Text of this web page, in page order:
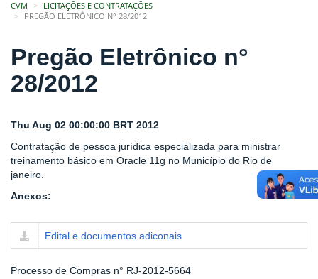
CVM
LICITAÇÕES E CONTRATAÇÕES
PREGÃO ELETRÔNICO N° 28/2012
Pregão Eletrônico n°
28/2012
Thu Aug 02 00:00:00 BRT 2012
Contratação de pessoa jurídica especializada para ministrar
treinamento básico em Oracle 11g no Município do Rio de
janeiro.
Anexos:
Edital e documentos adiconais
Processo de Compras n° RJ-2012-5664